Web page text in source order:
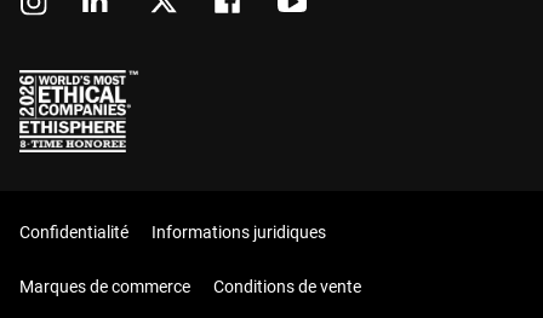
Confidentialité Informations juridiques
Marques de commerce Conditions de vente